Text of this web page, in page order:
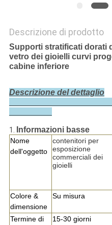
Descrizione di prodotto
Supporti stratificati dorati
vetro dei gioielli curvi
cabine inferiore
Descrizione del dettaglio
1. Informazioni basse
Nome
dell'oggetto
contenitori per
esposizione
commerciali dei
gioielli
Colore &
dimensione
Su misura
Termine di
15-30 giorni